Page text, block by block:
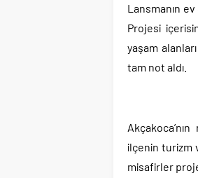
Lansmanın
Projesi
yaşam
tam not aldı.
ilçenin turizm
misafirler